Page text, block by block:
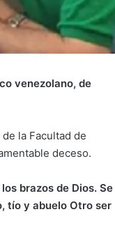
venezolano, de
la Facultad de
deceso.
brazos de Dios. Se
tío y abuelo Otro ser